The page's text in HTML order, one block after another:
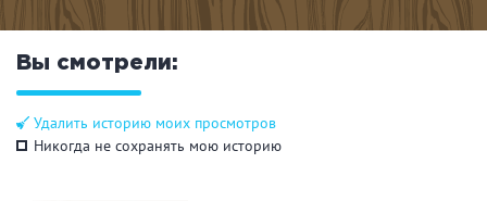
Вы смотрели:
Удалить историю моих просмотров
Никогда не сохранять мою историю